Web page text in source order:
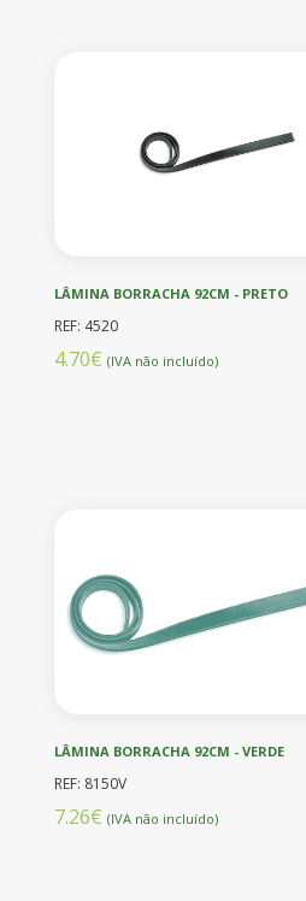
LÂMINA BORRACHA 92CM - PRETO
REF: 4520
4.70€ (IVA não incluído)
LÂMINA BORRACHA 92CM - VERDE
REF: 8150V
7.26€ (IVA não incluído)